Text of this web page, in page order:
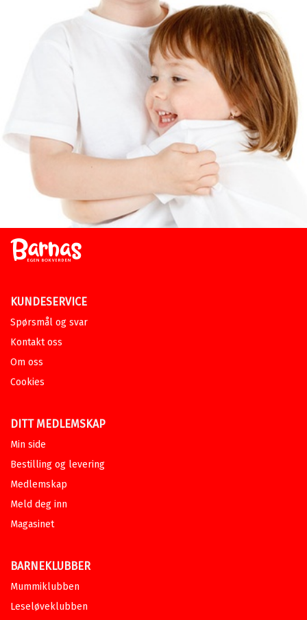
KUNDESERVICE
Spørsmål og svar
Kontakt oss
Om oss
Cookies
DITT MEDLEMSKAP
Min side
Bestilling og levering
Medlemskap
Meld deg inn
Magasinet
BARNEKLUBBER
Mummiklubben
Leseløveklubben